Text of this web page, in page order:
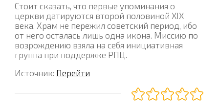
Стоит сказать, что первые упоминания о
церкви датируются второй половиной XIX
века. Храм не пережил советский период, ибо
от него осталась лишь одна икона. Миссию по
возрождению взяла на себя инициативная
группа при поддержке РПЦ.
Источник: Перейти